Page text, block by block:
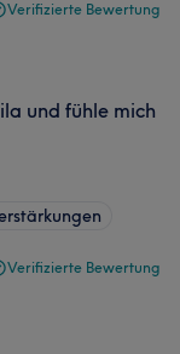
Verifizierte Bewertung
und fühle mich
Verifizierte Bewertung